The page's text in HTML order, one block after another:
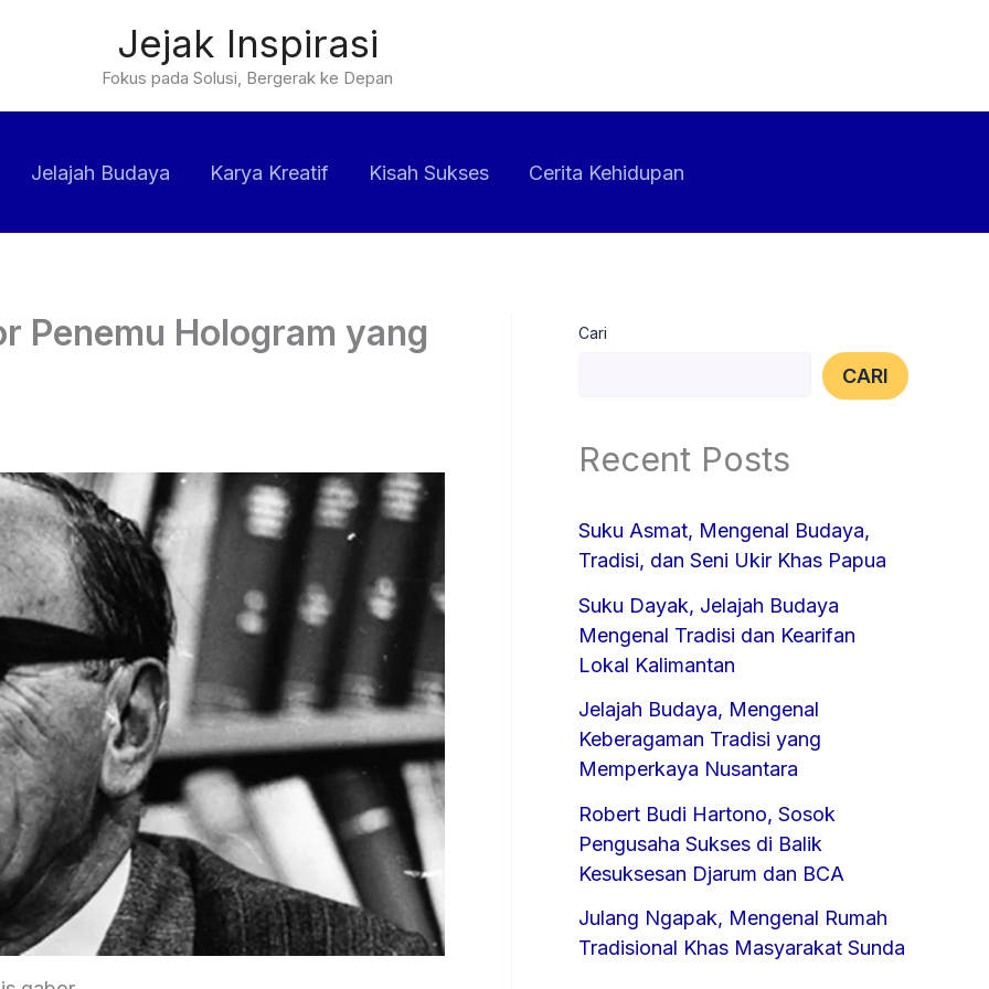
Jejak Inspirasi
Fokus pada Solusi, Bergerak ke Depan
Jelajah Budaya Karya Kreatif Kisah Sukses Cerita Kehidupan
Penemu Hologram yang Cari
CARI
Recent Posts
Suku Asmat, Mengenal Budaya,
Tradisi, dan Seni Ukir Khas Papua
Suku Dayak, Jelajah Budaya
Mengenal Tradisi dan Kearifan
Lokal Kalimantan
Jelajah Budaya, Mengenal
Keberagaman Tradisi yang
Memperkaya Nusantara
Robert Budi Hartono, Sosok
Pengusaha Sukses di Balik
Kesuksesan Djarum dan BCA
Julang Ngapak, Mengenal Rumah
Tradisional Khas Masyarakat Sunda